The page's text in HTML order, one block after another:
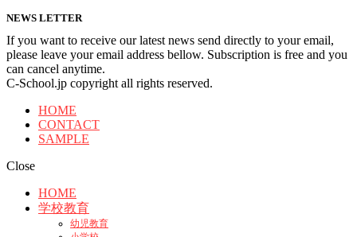
NEWS LETTER
If you want to receive our latest news send directly to your email,
please leave your email address bellow. Subscription is free and you
can cancel anytime.
C-School.jp copyright all rights reserved.
HOME
CONTACT
SAMPLE
Close
HOME
学校教育
幼児教育